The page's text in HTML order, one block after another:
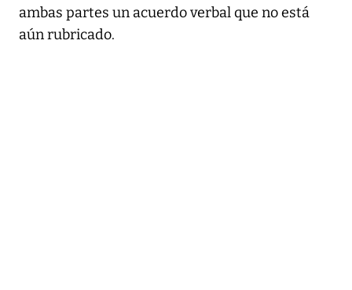
ambas partes un acuerdo verbal que no está
aún rubricado.